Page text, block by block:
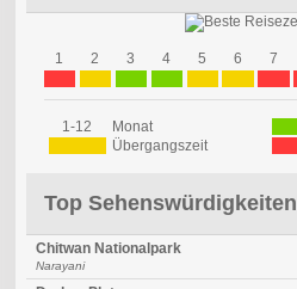
1 2 3 4 5 6 7
1-12 Monat
Übergangszeit
Top Sehenswürdigkeiten
Chitwan Nationalpark
Narayani